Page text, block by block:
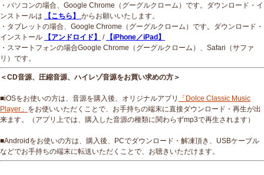
・パソコンの場合、Google Chrome（グーグルクローム）です。ダウンロード・イ
ンストールは
【こちら】
からお願いいたします。
・タブレットの場合、Google Chrome（グーグルクローム）です。ダウンロード・
インストール
【アンドロイド】 /
【iPhone／iPad】
・スマートフォンの場合Google Chrome（グーグルクローム）、Safari（サファ
リ）です。
＜CD音源、圧縮音源、ハイレゾ音源をお買い求めの方＞
■iOSをお使いの方は、音源を購入後、オリジナルアプリ
「Dolce Classic Music
Player」 をお使いいただくことで、お手持ちの端末に直接ダウンロード・再生が出
来ます。（アプリ上では、購入した音源の種類に関わらずmp3で再生されます）
■Androidをお使いの方は、購入後、PCでダウンロード・解凍頂き、USBケーブル
などでお手持ちの端末に転送いただくことで、お聴きいただけます。